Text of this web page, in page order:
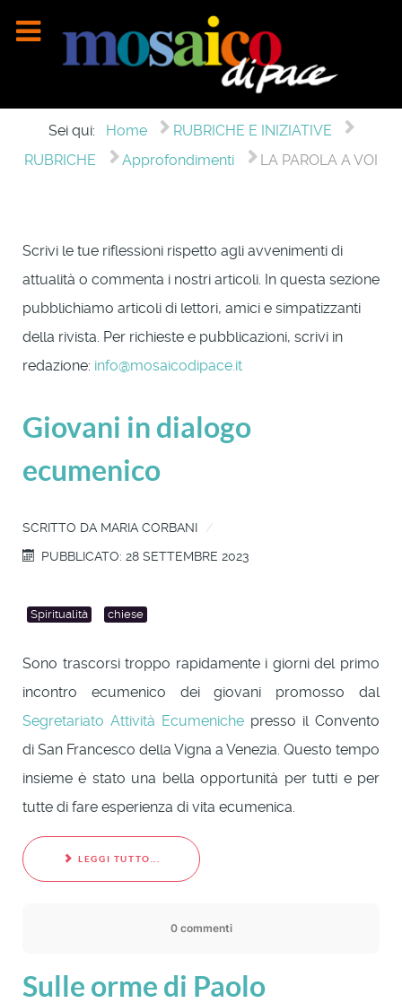
Sei qui: Home
RUBRICHE E INIZIATIVE
RUBRICHE
Approfondimenti LA PAROLA A VOI
Scrivi le tue riflessioni rispetto agli avvenimenti di
attualità o commenta i nostri articoli. In questa sezione
pubblichiamo articoli di lettori, amici e simpatizzanti
della rivista. Per richieste e pubblicazioni, scrivi in
redazione: info@mosaicodipace.it
Giovani in dialogo
ecumenico
SCRITTO DA MARIA CORBANI
PUBBLICATO: 28 SETTEMBRE 2023
Spiritualità chiese
Sono trascorsi troppo rapidamente i giorni del primo
incontro ecumenico dei giovani promosso dal
Segretariato Attività Ecumeniche presso il Convento
di San Francesco della Vigna a Venezia. Questo tempo
insieme è stato una bella opportunità per tutti e per
tutte di fare esperienza di vita ecumenica.
LEGGI TUTTO...
0 commenti
Sulle orme di Paolo